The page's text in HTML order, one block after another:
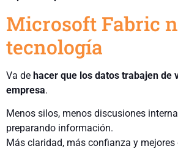
Microsoft Fabric
tecnología
Va de hacer que los datos trabajen de
empresa.
Menos silos, menos discusiones
preparando información.
Más claridad, más confianza y mejores